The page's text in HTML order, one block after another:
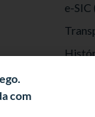
e-SIC
com